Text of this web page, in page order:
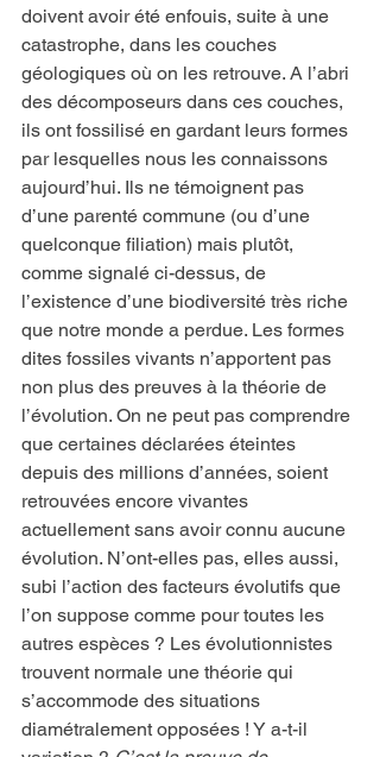
doivent avoir été enfouis, suite à une
catastrophe, dans les couches
géologiques où on les retrouve. A l’abri
des décomposeurs dans ces couches,
ils ont fossilisé en gardant leurs formes
par lesquelles nous les connaissons
aujourd’hui. Ils ne témoignent pas
d’une parenté commune (ou d’une
quelconque filiation) mais plutôt,
comme signalé ci-dessus, de
l’existence d’une biodiversité très riche
que notre monde a perdue. Les formes
dites fossiles vivants n’apportent pas
non plus des preuves à la théorie de
l’évolution. On ne peut pas comprendre
que certaines déclarées éteintes
depuis des millions d’années, soient
retrouvées encore vivantes
actuellement sans avoir connu aucune
évolution. N’ont-elles pas, elles aussi,
subi l’action des facteurs évolutifs que
l’on suppose comme pour toutes les
autres espèces ? Les évolutionnistes
trouvent normale une théorie qui
s’accommode des situations
diamétralement opposées ! Y a-t-il